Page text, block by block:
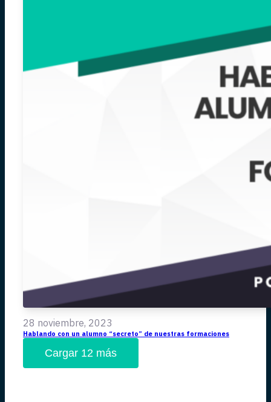
28 noviembre, 2023
Hablando con un alumno “secreto” de nuestras formaciones
Cargar 12 más